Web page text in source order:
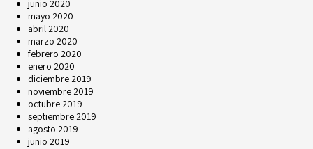
junio 2020
mayo 2020
abril 2020
marzo 2020
febrero 2020
enero 2020
diciembre 2019
noviembre 2019
octubre 2019
septiembre 2019
agosto 2019
junio 2019